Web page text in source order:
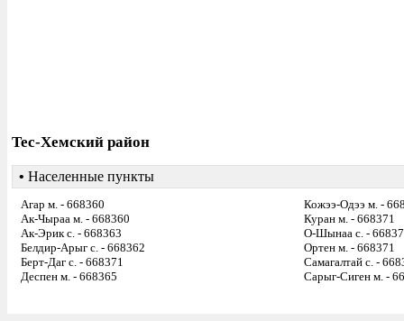
Тес-Хемский район
• Населенные пункты
Агар м. - 668360
Ак-Чыраа м. - 668360
Ак-Эрик с. - 668363
Белдир-Арыг с. - 668362
Берт-Даг с. - 668371
Деспен м. - 668365
Кожээ-Одээ м. -
Куран м. - 668371
О-Шынаа с. -
Ортен м. - 668371
Самагалтай с. -
Сарыг-Сиген м. -